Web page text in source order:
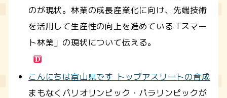
のが現状。林業の成長産業化に向け、先端技術
を活用して生産性の向上を進めている「スマー
ト林業」の現状について伝える。
こんにちは富山県です トップアスリートの育成
まもなくパリオリンピック・パラリンピックが